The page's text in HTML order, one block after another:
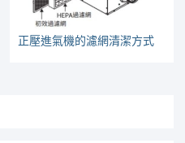
正壓進氣機的濾網清潔方式